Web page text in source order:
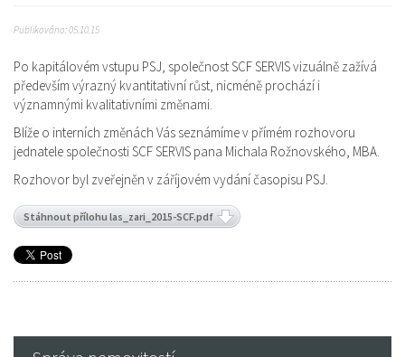
Publikováno: 05.10.15
Po kapitálovém vstupu PSJ, společnost SCF SERVIS vizuálně zažívá
především výrazný kvantitativní růst, nicméně prochází i
významnými kvalitativními změnami.
Blíže o interních změnách Vás seznámíme v přímém rozhovoru
jednatele společnosti SCF SERVIS pana Michala Rožnovského, MBA.
Rozhovor byl zveřejněn v záříjovém vydání časopisu PSJ.
Stáhnout přílohu las_zari_2015-SCF.pdf